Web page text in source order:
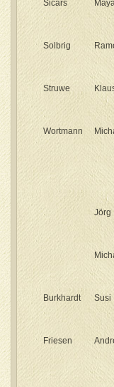
Sicars
Solbrig
Struwe
Wortmann
Jörg
Burkhardt Susi
Friesen